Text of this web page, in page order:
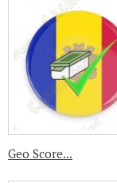
Geo Score...